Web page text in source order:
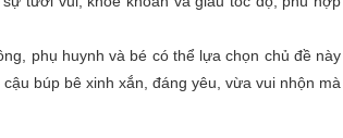
phụ huynh và bé có thể lựa chọn chủ đề này
búp bê xinh xắn, đáng yêu, vừa vui nhộn mà